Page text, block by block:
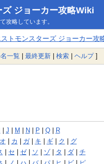
ズ ジョーカー攻略Wiki
攻略しています。
ストモンスターズ ジョーカー攻
一覧 | 最終更新 | 検索 | ヘルプ]
J M N P Q|
R
オ カ ガ| キ ギ| ク
グ
セ ゼ| ソ ゾ| タ ダ| チ